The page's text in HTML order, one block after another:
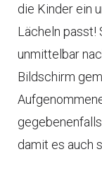
die Kinder ein
Lächeln passt!
unmittelbar
Bildschirm
damit es auch